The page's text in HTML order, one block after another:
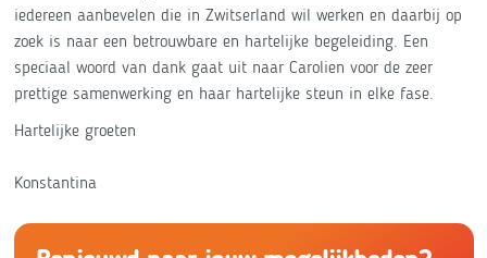
iedereen aanbevelen die in Zwitserland wil werken en daarbij op
zoek is naar een betrouwbare en hartelijke begeleiding. Een
speciaal woord van dank gaat uit naar Carolien voor de zeer
prettige samenwerking en haar hartelijke steun in elke fase.
Hartelijke groeten
Konstantina